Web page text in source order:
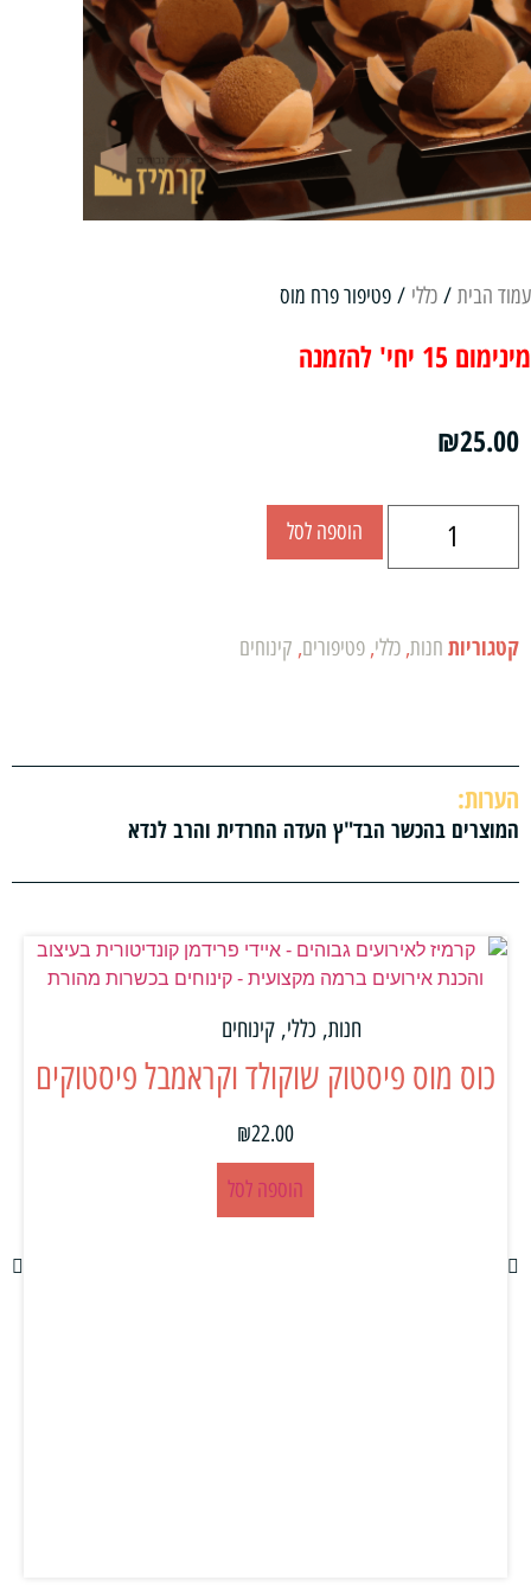
עמוד הבית / כללי / פטיפור פרח מוס
מינימום 15 יחי' להזמנה
₪25.00
הוספה לסל
קטגוריות חנות, כללי, פטיפורים, קינוחים
הערות:
המוצרים בהכשר הבד"ץ העדה החרדית והרב לנדא
חנות, כללי,קינוחים
כוס מוס פיסטוק שוקולד וקראמבל פיסטוקים
₪22.00
הוספה לסל